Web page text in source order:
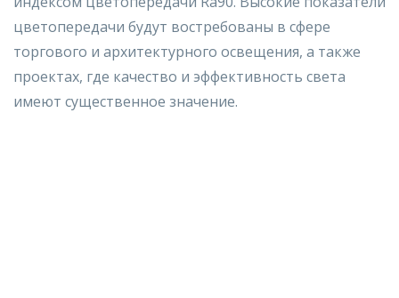
цветопередачи будут востребованы в сфере
торгового и архитектурного освещения, а также
проектах, где качество и эффективность света
имеют существенное значение.